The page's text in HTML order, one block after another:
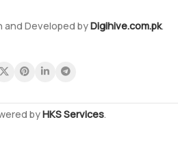
and Developed byDigihive.com.pk.
byHKS Services.